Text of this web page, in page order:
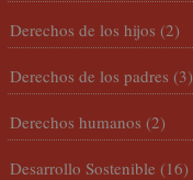
Derechos de los hijos (2)
Derechos de los padres (3)
Derechos humanos (2)
Desarrollo Sostenible (16)